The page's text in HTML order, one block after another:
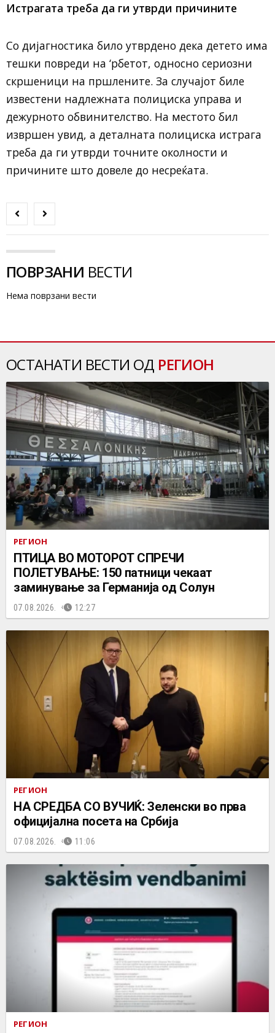
Истрагата треба да ги утврди причините
Со дијагностика било утврдено дека детето има
тешки повреди на ‘рбетот, односно сериозни
скршеници на пршлените. За случајот биле
известени надлежната полициска управа и
дежурното обвинителство. На местото бил
извршен увид, а деталната полициска истрага
треба да ги утврди точните околности и
причините што довеле до несреќата.
ПОВРЗАНИ ВЕСТИ
Нема поврзани вести
ОСТАНАТИ ВЕСТИ ОД РЕГИОН
РЕГИОН
ПТИЦА ВО МОТОРОТ СПРЕЧИ
ПОЛЕТУВАЊЕ: 150 патници чекаат
заминување за Германија од Солун
07.08.2026. 12:27
РЕГИОН
НА СРЕДБА СО ВУЧИЌ: Зеленски во прва
официјална посета на Србија
07.08.2026. 11:06
РЕГИОН